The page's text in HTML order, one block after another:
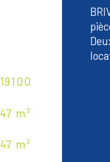
19100
47 m²
47 m²